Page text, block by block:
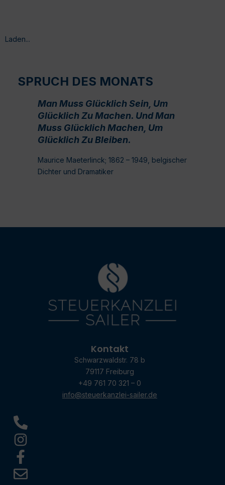
Laden...
SPRUCH DES MONATS
Man Muss Glücklich Sein, Um
Glücklich Zu Machen. Und Man
Muss Glücklich Machen, Um
Glücklich Zu Bleiben.
Maurice Maeterlinck; 1862 – 1949, belgischer
Dichter und Dramatiker
Kontakt
Schwarzwaldstr. 78 b
79117 Freiburg
+49 761 70 321 – 0
info@steuerkanzlei-sailer.de